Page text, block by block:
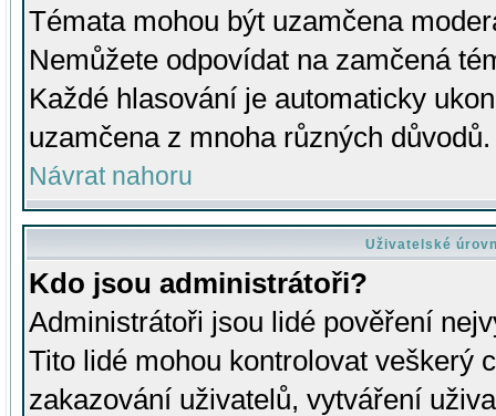
Témata mohou být uzamčena
Nemůžete odpovídat na zamčená
Každé hlasování je automaticky
uzamčena z mnoha různých důvodů.
Návrat nahoru
Uživatelské
Kdo jsou administrátoři?
Administrátoři jsou lidé pověření
Tito lidé mohou kontrolovat veškerý
zakazování uživatelů, vytváření